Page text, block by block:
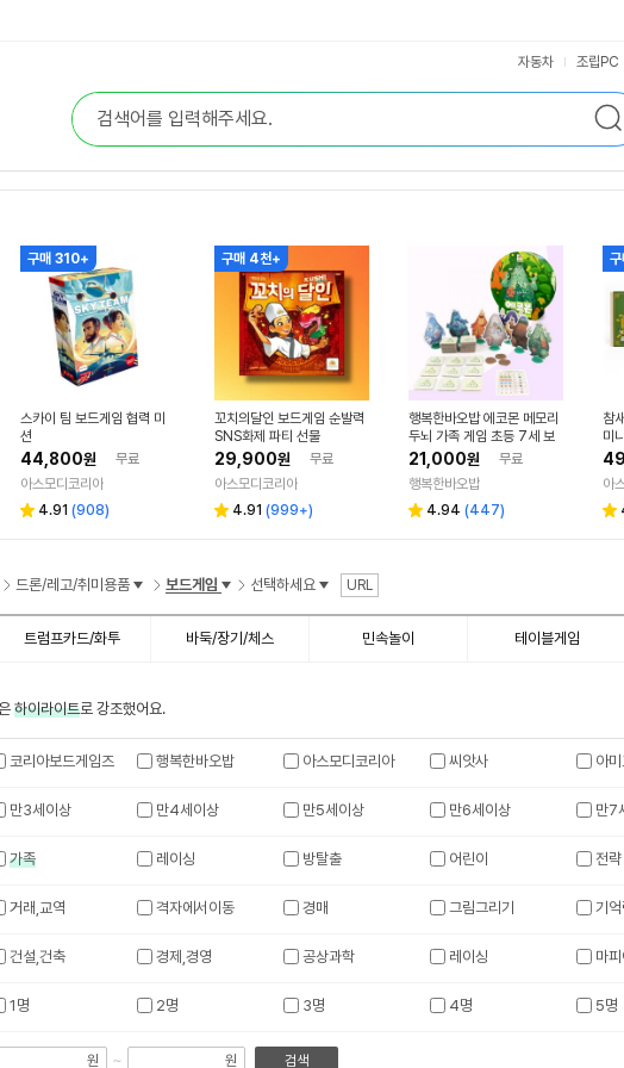
합
검
색
자동차 조립PC
구매 310+
스카이 팀 보드게임 협력 미
션
44,800원
무료
아스모디코리아
별 4.91 리
(908)
구매 4천+
꼬치의달인 보드게임 순발력
SNS화제 파티 선물
29,900원
무료
아스모디코리아
별 4.91 리
(999+)
행복한바오밥 에코몬 메모리
두뇌 가족 게임 초등 7세 보
드게임
21,000원
무료
행복한바오밥
별 4.94 리
(447)
참
미
아
별
드론/레고/취미용품 보드게임 선택하세요 URL
트럼프카드/화투 바둑/장기/체스 민속놀이 테이블게임
하이라이트로 강조했어요.
코리아보드게임즈 행복한바오밥 아스모디코리아 씨앗사 아
만3세이상 만4세이상 만5세이상 만6세이상 만7
가족 레이싱 방탈출 어린이 전략
거래,교역 격자에서이동 경매 그림그리기 기
건설,건축 경제,경영 공상과학 레이싱 마
1명 2명 3명 4명 5명
원 ~ 원 검색